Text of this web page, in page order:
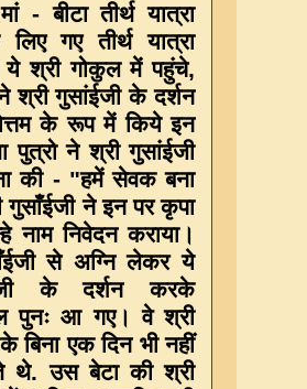
- बीटा तीर्थ यात्रा
गए तीर्थ यात्रा
श्री गोकुल में पहुंचे,
श्री गुसांईजी के दर्शन
के रूप में किये इन
पुत्रो ने श्री गुसांईजी
की - "हमें सेवक बना
गुसाँईजी ने इन पर कृपा
नाम निवेदन कराया।
से अग्नि लेकर ये
के दर्शन करके
पुनः आ गए। वे श्री
बिना एक दिन भी नहीं
थे. उस बेटा की श्री